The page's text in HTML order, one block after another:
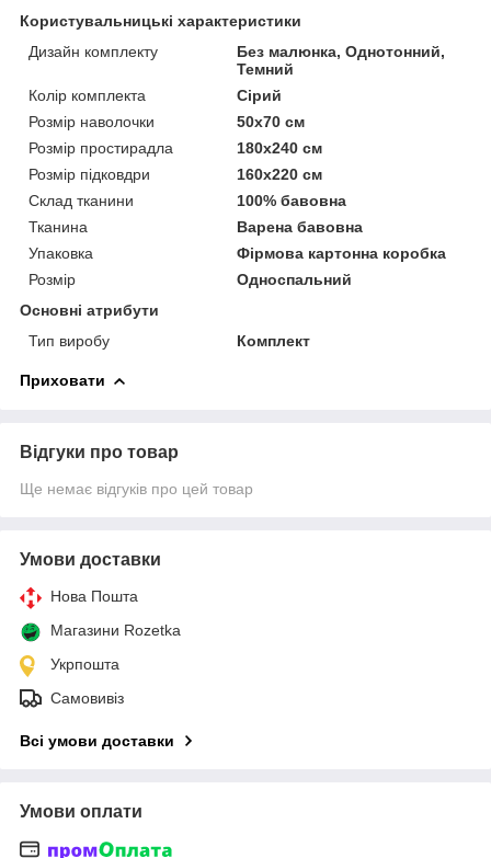
Користувальницькі характеристики
Дизайн комплекту
Без малюнка, Однотонний,
Темний
Колір комплекта
Сірий
Розмір наволочки
50х70 см
Розмір простирадла
180х240 см
Розмір підковдри
160х220 см
Склад тканини
100% бавовна
Тканина
Варена бавовна
Упаковка
Фірмова картонна коробка
Розмір
Односпальний
Основні атрибути
Тип виробу
Комплект
Приховати
Відгуки про товар
Ще немає відгуків про цей товар
Умови доставки
Нова Пошта
Магазини Rozetka
Укрпошта
Самовивіз
Всі умови доставки
Умови оплати